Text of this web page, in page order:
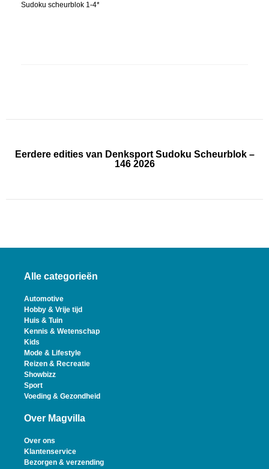
Sudoku scheurblok 1-4*
Eerdere edities van Denksport Sudoku Scheurblok –
146 2026
Alle categorieën
Automotive
Hobby & Vrije tijd
Huis & Tuin
Kennis & Wetenschap
Kids
Mode & Lifestyle
Reizen & Recreatie
Showbizz
Sport
Voeding & Gezondheid
Over Magvilla
Over ons
Klantenservice
Bezorgen & verzending